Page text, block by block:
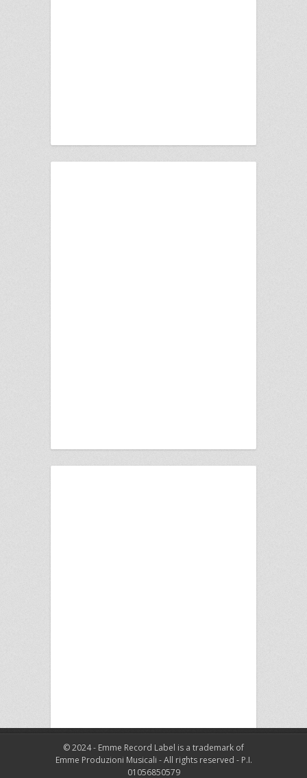
© 2024 - Emme Record Label is a trademark of
Emme Produzioni Musicali - All rights reserved - P.I.
01056850579